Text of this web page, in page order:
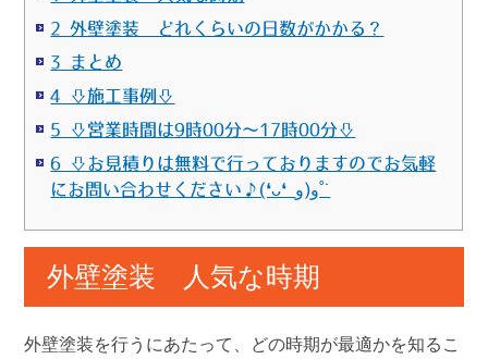
2 外壁塗装 どれくらいの日数がかかる？
3 まとめ
4 ⇩施工事例⇩
5 ⇩営業時間は9時00分～17時00分⇩
6 ⇩お見積りは無料で行っておりますのでお気軽
にお問い合わせください♪(❛ᴗ❛ و(و˚˙
外壁塗装 人気な時期
外壁塗装を行うにあたって、どの時期が最適かを知るこ